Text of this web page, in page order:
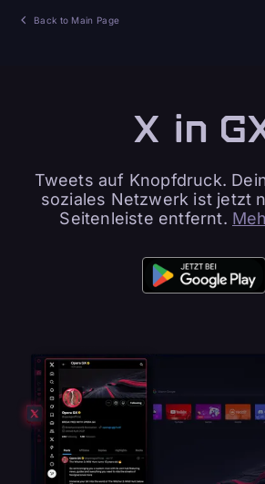
Back to Main Page
X in
Tweets auf Knopfdruck.
soziales Netzwerk ist jetzt
Seitenleiste entfernt.